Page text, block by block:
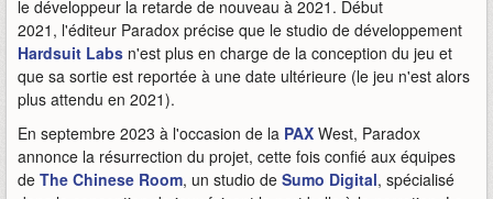
le développeur la retarde de nouveau à 2021. Début
2021, l'éditeur Paradox précise que le studio de développement
Hardsuit Labs n'est plus en charge de la conception du jeu et
que sa sortie est reportée à une date ultérieure (le jeu n'est alors
plus attendu en 2021).
En septembre 2023 à l'occasion de la PAX West, Paradox
annonce la résurrection du projet, cette fois confié aux équipes
de The Chinese Room, un studio de Sumo Digital, spécialisé